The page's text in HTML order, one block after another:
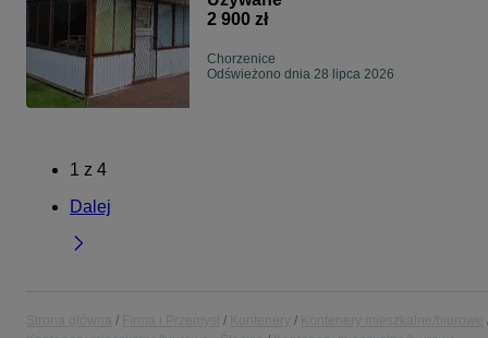
2 900 zł
Chorzenice
Odświeżono dnia 28 lipca 2026
1 z 4
Dalej